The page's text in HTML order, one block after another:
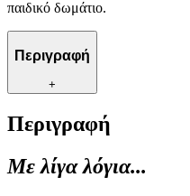
παιδικό δωμάτιο.
Περιγραφή
+
Περιγραφή
Με λίγα λόγια...